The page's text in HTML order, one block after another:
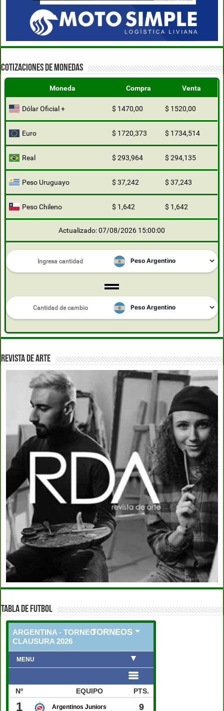
COTIZACIONES DE MONEDAS
Moneda Compra Venta
Dólar Oficial + $ 1470,00 $ 1520,00
Euro $ 1720,373 $ 1734,514
Real $ 293,964 $ 294,135
Peso Uruguayo $ 37,242 $ 37,243
Peso Chileno $ 1,642 $ 1,642
Actualizado: 07/08/2026 15:00:00
REVISTA DE ARTE
TABLA DE FUTBOL